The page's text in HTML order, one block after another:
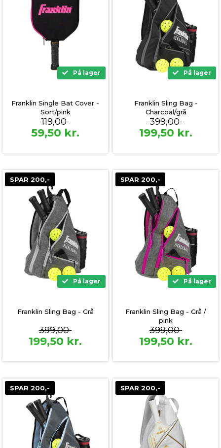
På lager
Franklin Single Bat Cover -
Sort/pink
119,00
59,50 kr.
På lager
Franklin Sling Bag -
Charcoal/grå
399,00
199,50 kr.
SPAR 200,-
På lager
Franklin Sling Bag - Grå
399,00
199,50 kr.
SPAR 200,-
På lager
Franklin Sling Bag - Grå /
pink
399,00
199,50 kr.
SPAR 200,- SPAR 200,-